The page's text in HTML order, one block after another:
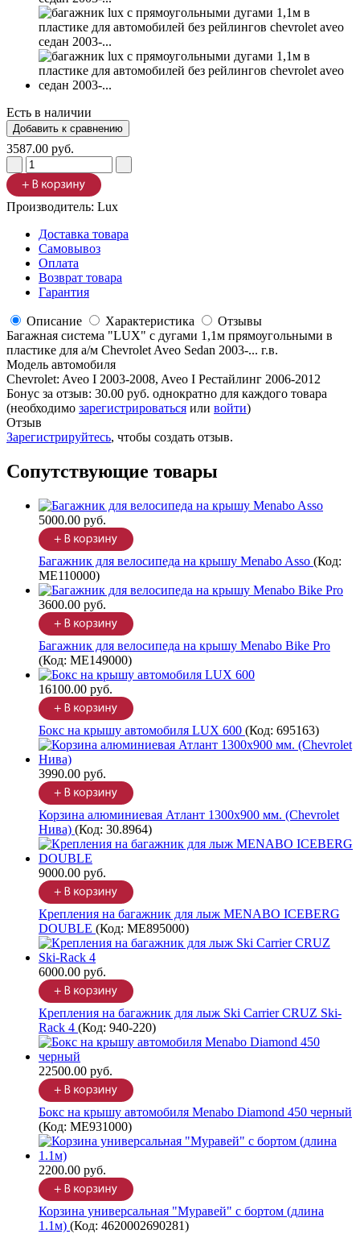
Есть в наличии
3587.00 руб.
Производитель: Lux
Доставка товара
Самовывоз
Оплата
Возврат товара
Гарантия
Описание Характеристика
Отзывы
Багажная система "LUX" с дугами 1,1м прямоугольными в
пластике для а/м Chevrolet Aveo Sedan 2003-... г.в.
Модель автомобиля
Chevrolet: Aveo I 2003-2008, Aveo I Рестайлинг 2006-2012
Бонус за отзыв: 30.00 руб. однократно для каждого товара
(необходимо зарегистрироваться или войти)
Отзыв
Зарегистрируйтесь, чтобы создать отзыв.
Сопутствующие товары
5000.00 руб.
Багажник для велосипеда на крышу Menabo Asso (Код:
ME110000)
3600.00 руб.
Багажник для велосипеда на крышу Menabo Bike Pro
(Код: ME149000)
16100.00 руб.
Бокс на крышу автомобиля LUX 600 (Код: 695163)
3990.00 руб.
Корзина алюминиевая Атлант 1300х900 мм. (Chevrolet
Нива) (Код: 30.8964)
9000.00 руб.
Крепления на багажник для лыж MENABO ICEBERG
DOUBLE (Код: ME895000)
6000.00 руб.
Крепления на багажник для лыж Ski Carrier CRUZ Ski-
Rack 4 (Код: 940-220)
22500.00 руб.
Бокс на крышу автомобиля Menabo Diamond 450 черный
(Код: ME931000)
2200.00 руб.
Корзина универсальная "Муравей" с бортом (длина
1.1м) (Код: 4620002690281)